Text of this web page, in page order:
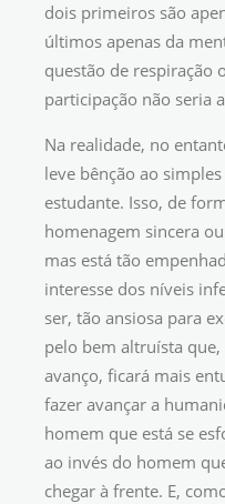
dois primeiros são
últimos apenas da
questão de respiração
participação não seria
Na realidade, no
leve bênção ao
estudante. Isso, de
homenagem sincera
mas está tão
interesse dos níveis
ser, tão ansiosa para
pelo bem altruísta
avanço, ficará mais
fazer avançar a
homem que está se
ao invés do homem
chegar à frente. E,